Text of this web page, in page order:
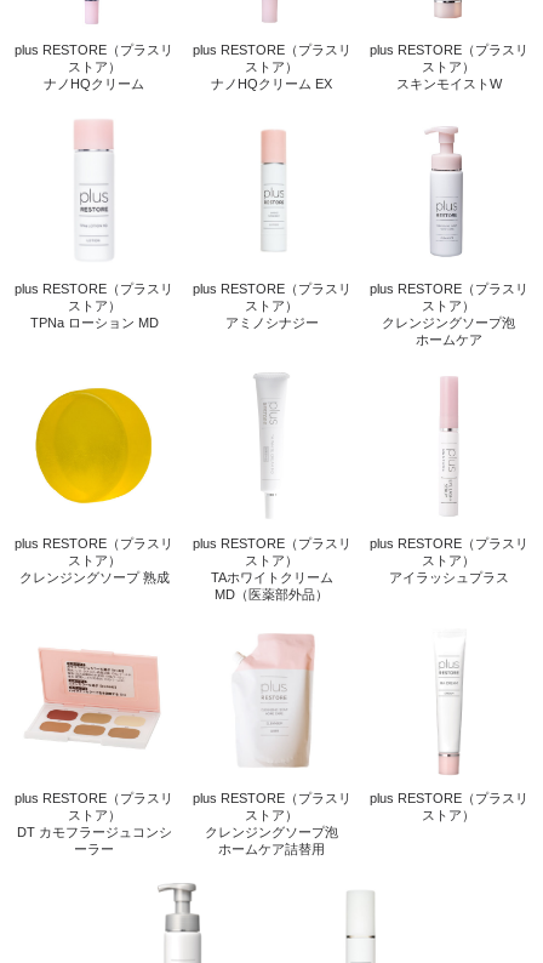
plus RESTORE（プラスリ
ストア）
ナノHQクリーム
plus RESTORE（プラスリ
ストア）
ナノHQクリーム EX
plus RESTORE（プラスリ
ストア）
スキンモイストW
plus RESTORE（プラスリ
ストア）
TPNa ローション MD
plus RESTORE（プラスリ
ストア）
アミノシナジー
plus RESTORE（プラスリ
ストア）
クレンジングソープ泡
ホームケア
plus RESTORE（プラスリ
ストア）
クレンジングソープ 熟成
plus RESTORE（プラスリ
ストア）
TAホワイトクリーム
MD（医薬部外品）
plus RESTORE（プラスリ
ストア）
アイラッシュプラス
plus RESTORE（プラスリ
ストア）
DT カモフラージュコンシ
ーラー
plus RESTORE（プラスリ
ストア）
クレンジングソープ泡
ホームケア詰替用
plus RESTORE（プラスリ
ストア）